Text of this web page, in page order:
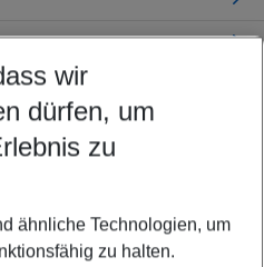
your best
5-8 nights
wir
dürfen, um
zu
ähnliche Technologien, um
zu halten.